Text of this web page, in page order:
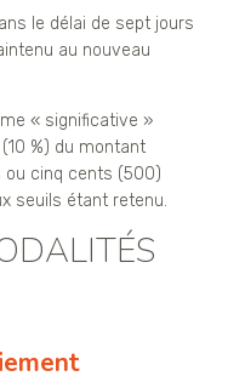
le délai de sept jours
au nouveau
« significative »
%) du montant
ou cinq cents (500)
seuils étant retenu.